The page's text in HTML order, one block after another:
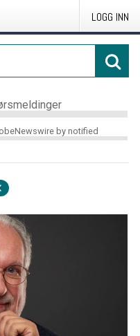
LOGG INN
by notified